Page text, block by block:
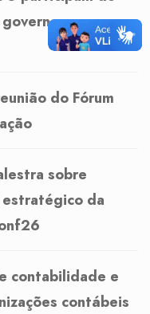
no
do Fórum
sobre
da
contabilidade e
contábeis